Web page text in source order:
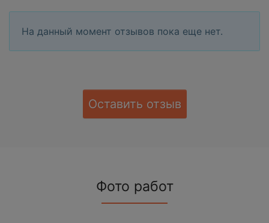
На данный момент отзывов пока еще нет.
Оставить отзыв
Фото работ